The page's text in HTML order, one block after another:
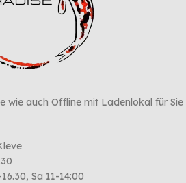
wie auch Offline mit Ladenlokal für Sie
Sa 11-14:00